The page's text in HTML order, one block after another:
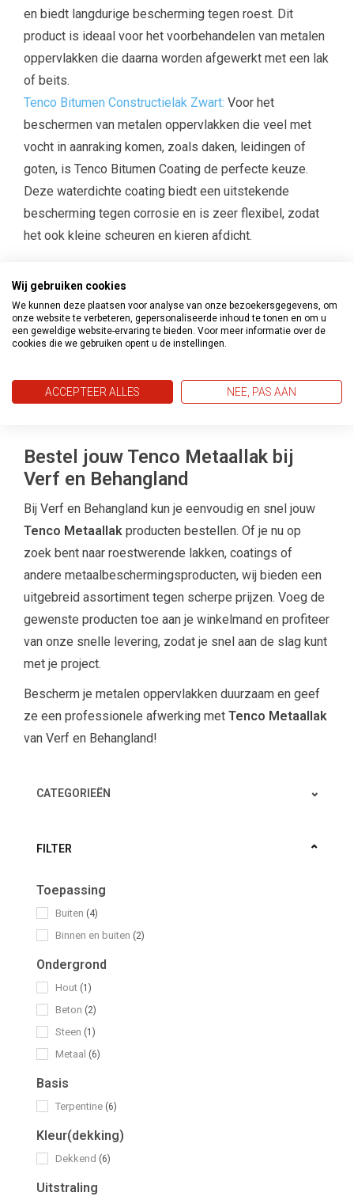
en biedt langdurige bescherming tegen roest. Dit
product is ideaal voor het voorbehandelen van metalen
oppervlakken die daarna worden afgewerkt met een lak
of beits.
Tenco Bitumen Constructielak Zwart: Voor het
beschermen van metalen oppervlakken die veel met
vocht in aanraking komen, zoals daken, leidingen of
goten, is Tenco Bitumen Coating de perfecte keuze.
Deze waterdichte coating biedt een uitstekende
bescherming tegen corrosie en is zeer flexibel, zodat
het ook kleine scheuren en kieren afdicht.
Niet zeker welk Tenco Metaallak het beste is voor jouw
project? Het team van Verf en Behangland staat voor je
klaar met persoonlijk advies. Wij helpen je graag bij het
toepassing, zodat je zeker weet dat je metaal goed
Bestel jouw Tenco Metaallak bij
Verf en Behangland
Bij Verf en Behangland kun je eenvoudig en snel jouw
Tenco Metaallak producten bestellen. Of je nu op
zoek bent naar roestwerende lakken, coatings of
andere metaalbeschermingsproducten, wij bieden een
uitgebreid assortiment tegen scherpe prijzen. Voeg de
gewenste producten toe aan je winkelmand en profiteer
van onze snelle levering, zodat je snel aan de slag kunt
met je project.
Bescherm je metalen oppervlakken duurzaam en geef
ze een professionele afwerking met Tenco Metaallak
van Verf en Behangland!
CATEGORIEËN
FILTER
Toepassing
Buiten (4)
Binnen en buiten (2)
Ondergrond
Hout (1)
Beton (2)
Steen (1)
Metaal (6)
Basis
Terpentine (6)
Kleur(dekking)
Dekkend (6)
Uitstraling
Wij gebruiken cookies
We kunnen deze plaatsen voor analyse van onze bezoekersgegevens, om
onze website te verbeteren, gepersonaliseerde inhoud te tonen en om u
een geweldige website-ervaring te bieden. Voor meer informatie over de
cookies die we gebruiken opent u de instellingen.
ACCEPTEER ALLES NEE, PAS AAN